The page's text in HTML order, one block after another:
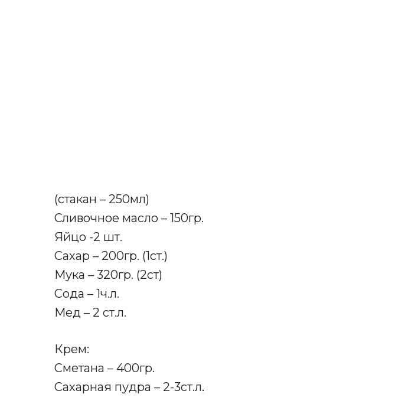
(стакан – 250мл)
Сливочное масло – 150гр.
Яйцо -2 шт.
Сахар – 200гр. (1ст.)
Мука – 320гр. (2ст)
Сода – 1ч.л.
Мед – 2 ст.л.
Крем:
Сметана – 400гр.
Сахарная пудра – 2-3ст.л.